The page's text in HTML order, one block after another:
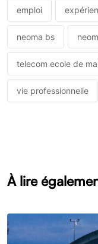
emploi
neoma bs
telecom ecole de
vie professionnelle
À lire